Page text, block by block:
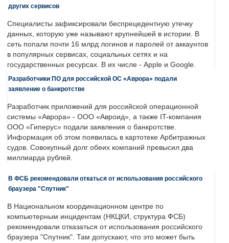
других сервисов
Специалисты зафиксировали беспрецедентную утечку
данных, которую уже называют крупнейшей в истории. В
сеть попали почти 16 млрд логинов и паролей от аккаунтов
в популярных сервисах, социальных сетях и на
государственных ресурсах. В их числе - Apple и Google.
Разработчики ПО для российской ОС «Аврора» подали
заявление о банкротстве
Разработчик приложений для российской операционной
системы «Аврора» - ООО «Авроид», а также IT-компания
ООО «Гиперус» подали заявления о банкротстве.
Информация об этом появилась в картотеке Арбитражных
судов. Совокупный долг обеих компаний превысил два
миллиарда рублей.
В ФСБ рекомендовали откаться от использования российского
браузера "Спутник"
В Национальном координационном центре по
компьютерным инцидентам (НКЦКИ, структура ФСБ)
рекомендовали отказаться от использования российского
браузера "Спутник". Там допускают, что это может быть